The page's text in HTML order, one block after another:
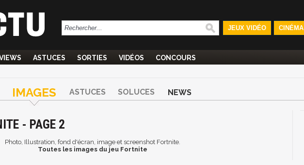
JEUX VIDÉO CINÉMA
ASTUCES SORTIES VIDÉOS CONCOURS
IMAGES ASTUCES SOLUCES NEWS
- PAGE 2
Photo, Illustration, fond d'écran, image et screenshot Fortnite.
Toutes les images du jeu Fortnite